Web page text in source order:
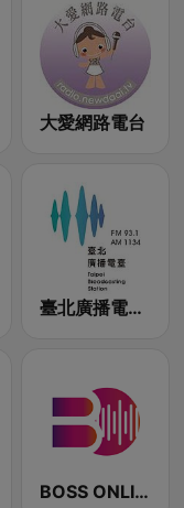
大愛網路電台
臺北廣播電臺 Ho Hi Yan 原住民專屬頻道 AM1134
BOSS ONLINE